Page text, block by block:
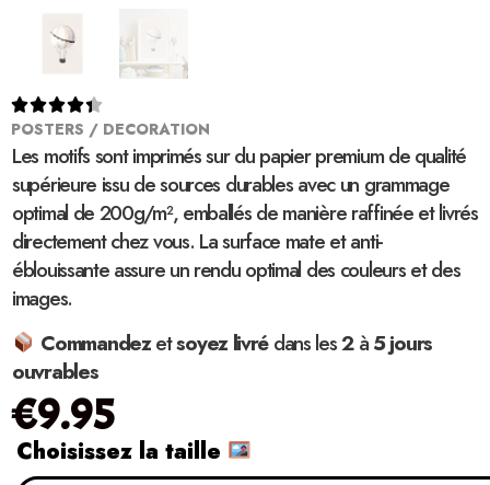

POSTERS / DECORATION
Les motifs sont imprimés sur du papier premium de qualité
supérieure issu de sources durables avec un grammage
optimal de 200g/m², emballés de manière raffinée et livrés
directement chez vous. La surface mate et anti-
éblouissante assure un rendu optimal des couleurs et des
images.
Commandezetsoyez livrédans les2à5 jours
ouvrables
€9.95
Choisissez la taille